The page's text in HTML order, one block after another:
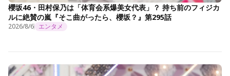
櫻坂46・田村保乃は「体育会系爆美女代表」？ 持ち前のフィジカ
ルに絶賛の嵐『そこ曲がったら、櫻坂？』第295話
2026/8/6 エンタメ